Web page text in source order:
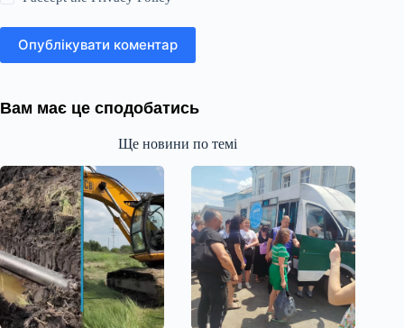
Опублікувати коментар
Вам має це сподобатись
Ще новини по темі